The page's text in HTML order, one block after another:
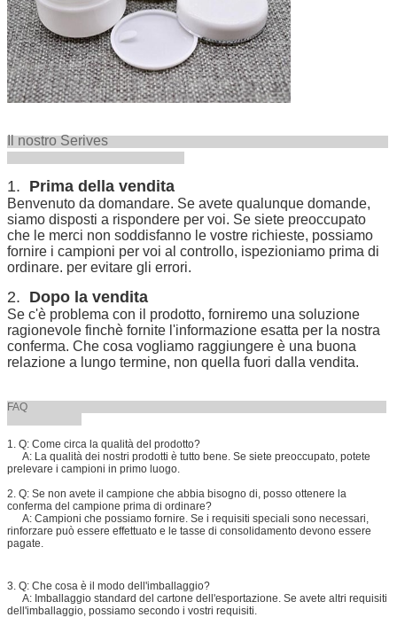
Il nostro Serives
1. Prima della vendita
Benvenuto da domandare. Se avete qualunque domande,
siamo disposti a rispondere per voi. Se siete preoccupato
che le merci non soddisfanno le vostre richieste, possiamo
fornire i campioni per voi al controllo, ispezioniamo prima di
ordinare. per evitare gli errori.
2. Dopo la vendita
Se c'è problema con il prodotto, forniremo una soluzione
ragionevole finchè fornite l'informazione esatta per la nostra
conferma. Che cosa vogliamo raggiungere è una buona
relazione a lungo termine, non quella fuori dalla vendita.
FAQ
1. Q: Come circa la qualità del prodotto?
A: La qualità dei nostri prodotti è tutto bene. Se siete preoccupato, potete
prelevare i campioni in primo luogo.
2. Q: Se non avete il campione che abbia bisogno di, posso ottenere la
conferma del campione prima di ordinare?
A: Campioni che possiamo fornire. Se i requisiti speciali sono necessari,
rinforzare può essere effettuato e le tasse di consolidamento devono essere
pagate.
3. Q: Che cosa è il modo dell'imballaggio?
A: Imballaggio standard del cartone dell'esportazione. Se avete altri requisiti
dell'imballaggio, possiamo secondo i vostri requisiti.